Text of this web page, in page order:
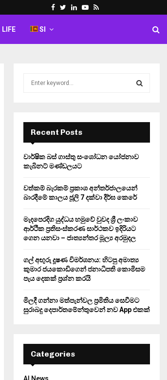
Facebook
Twitter
LinkedinYoutube
Rss
LIFE SI
r
:
E
A
R
H
Recent Posts
වාර්ෂික බස් ගාස්තු සංශෝධන යෝජනාව
කැබිනට් මණ්ඩලයට
වත්කම් බැරකම් ප්‍රකාශ අන්තර්ජාලයෙන්
බාරදීමේ කාලය ජූලි 7 දක්වා දීර්ඝ කෙරේ
මැදපෙරදිග යුද්ධය හමුවේ වුවද ශ්‍රී ලංකාව
ආර්ථික ප්‍රතිසංස්කරණ සාර්ථකව ඉදිරියට
ගෙන යනවා – ජාත්‍යන්තර මූල්‍ය අරමුදල
ගල් අඟුරු දූෂණ විමර්ශනය: හිටපු අමාත්‍ය
කුමාර ජයකොඩිගෙන් ජනාධිපති කොමිසම
පැය දෙකක් ප්‍රශ්න කරයි
මිලදී ගන්නා මත්පැන්වල ප්‍රමිතිය සෙවීමට
සුරාබදු දෙපාර්තමේන්තුවෙන් නව App එකක්
Categories